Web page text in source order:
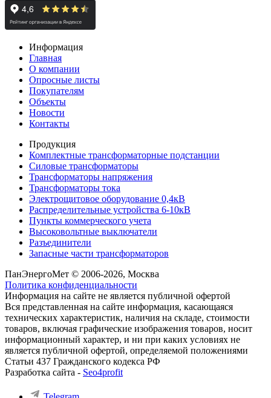
Информация
Главная
О компании
Опросные листы
Покупателям
Объекты
Новости
Контакты
Продукция
Комплектные трансформаторные подстанции
Силовые трансформаторы
Трансформаторы напряжения
Трансформаторы тока
Электрощитовое оборудование 0,4кВ
Распределительные устройства 6-10кВ
Пункты коммерческого учета
Высоковольтные выключатели
Разъединители
Запасные части трансформаторов
ПанЭнергоМет © 2006-2026, Москва
Политика конфиденциальности
Информация на сайте не является публичной офертой
Вся представленная на сайте информация, касающаяся
технических характеристик, наличия на складе, стоимости
товаров, включая графические изображения товаров, носит
информационный характер, и ни при каких условиях не
является публичной офертой, определяемой положениями
Статьи 437 Гражданского кодекса РФ
Разработка сайта - Seo4profit